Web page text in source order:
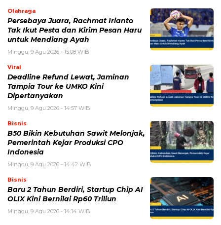
Olahraga
Persebaya Juara, Rachmat Irianto
Tak Ikut Pesta dan Kirim Pesan Haru
untuk Mendiang Ayah
Minggu, 9 Agu 2026 - 15:08 WIB
Viral
Deadline Refund Lewat, Jaminan
Tampia Tour ke UMKO Kini
Dipertanyakan
Minggu, 9 Agu 2026 - 14:57 WIB
Bisnis
B50 Bikin Kebutuhan Sawit Melonjak,
Pemerintah Kejar Produksi CPO
Indonesia
Minggu, 9 Agu 2026 - 14:42 WIB
Bisnis
Baru 2 Tahun Berdiri, Startup Chip AI
OLIX Kini Bernilai Rp60 Triliun
Minggu, 9 Agu 2026 - 14:14 WIB